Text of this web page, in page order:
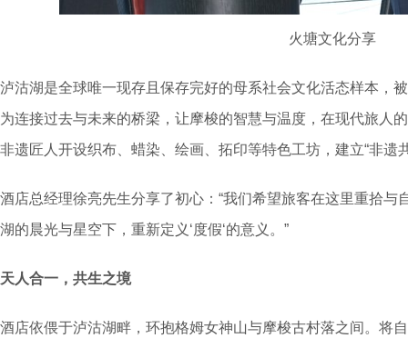
火塘文化分享
泸沽湖是全球唯一现存且保存完好的母系社会文化活态样本，
为连接过去与未来的桥梁，让摩梭的智慧与温度，在现代旅人
非遗匠人开设织布、蜡染、绘画、拓印等特色工坊，建立“非遗
酒店总经理徐亮先生分享了初心：“我们希望旅客在这里重拾
湖的晨光与星空下，重新定义‘度假‘的意义。”
天人合一，共生之境
酒店依偎于泸沽湖畔，环抱格姆女神山与摩梭古村落之间。将